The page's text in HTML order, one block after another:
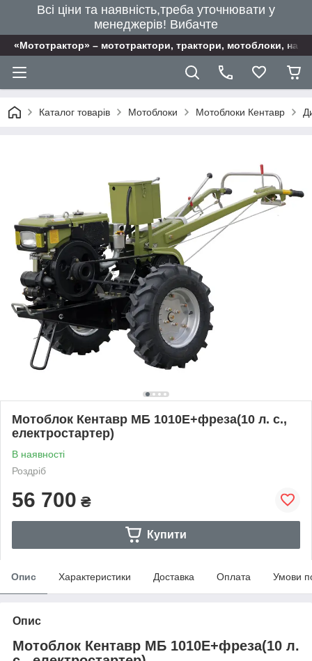
Всі ціни та наявність,треба уточнювати у
менеджерів! Вибачте
«Мототрактор» – мототрактори, трактори, мотоблоки,
Каталог товарів Мотоблоки Мотоблоки Кентавр
Мотоблок Кентавр МБ 1010Е+фреза(10 л. с.,
електростартер)
В наявності
Роздріб
56 700 ₴
Купити
Опис Характеристики Доставка Оплата Умови
Опис
Мотоблок Кентавр МБ 1010Е+фреза(10 л.